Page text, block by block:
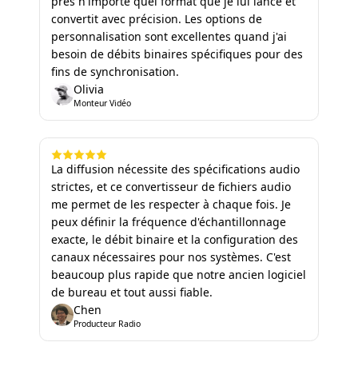
convertit avec précision. Les options de
personnalisation sont excellentes quand j'ai
besoin de débits binaires spécifiques pour des
fins de synchronisation.
Olivia
Monteur Vidéo
La diffusion nécessite des spécifications audio
strictes, et ce convertisseur de fichiers audio
me permet de les respecter à chaque fois. Je
peux définir la fréquence d'échantillonnage
exacte, le débit binaire et la configuration des
canaux nécessaires pour nos systèmes. C'est
beaucoup plus rapide que notre ancien logiciel
de bureau et tout aussi fiable.
Chen
Producteur Radio